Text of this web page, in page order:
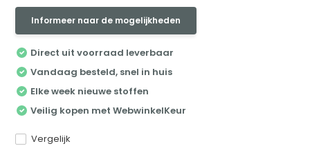
Informeer naar de mogelijkheden
Direct uit voorraad leverbaar
Vandaag besteld, snel in huis
Elke week nieuwe stoffen
Veilig kopen met WebwinkelKeur
Vergelijk